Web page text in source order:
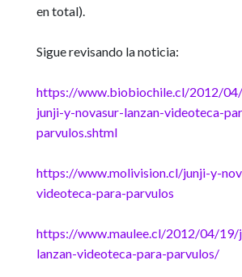
en total).
Sigue revisando la noticia:
https://www.biobiochile.cl/2012/
junji-y-novasur-lanzan-videoteca-
parvulos.shtml
https://www.molivision.cl/junji-y-
videoteca-para-parvulos
https://www.maulee.cl/2012/04/19/
lanzan-videoteca-para-parvulos/